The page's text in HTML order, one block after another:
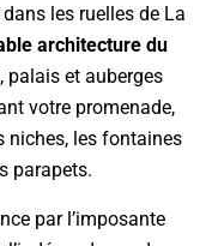
les ruelles de La
architecture du
palais et auberges
votre promenade,
niches, les fontaines
parapets.
par l’imposante